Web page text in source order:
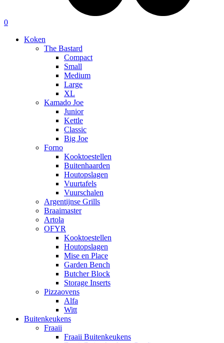
0
Koken
The Bastard
Compact
Small
Medium
Large
XL
Kamado Joe
Junior
Kettle
Classic
Big Joe
Forno
Kooktoestellen
Buitenhaarden
Houtopslagen
Vuurtafels
Vuurschalen
Argentijnse Grills
Braaimaster
Artola
OFYR
Kooktoestellen
Houtopslagen
Mise en Place
Garden Bench
Butcher Block
Storage Inserts
Pizzaovens
Alfa
Witt
Buitenkeukens
Fraaii
Fraaii Buitenkeukens